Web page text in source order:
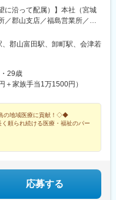
に沿って配属）】本社（宮城
／郡山支店／福島営業所／会
かの拠点へ、ご希望を考慮の
★U・Iターン歓迎《宮城県》
卸町2-11-3《山形県》■山形
島県郡山市富田町稲川原21-
79■会津営業所：福島県会津
郡山富田駅、卸町駅、会津若
29歳
＋家族手当1万1500円）
の地域医療に貢献！◇◆
頼られ続ける医療・福祉のパー
ど充実
りサポート！応募する